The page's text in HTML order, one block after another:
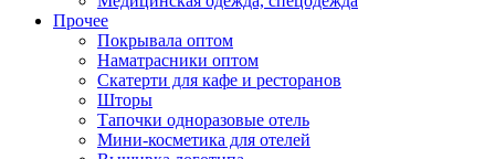
Прочее
Покрывала оптом
Наматрасники оптом
Скатерти для кафе и ресторанов
Шторы
Тапочки одноразовые отель
Мини-косметика для отелей